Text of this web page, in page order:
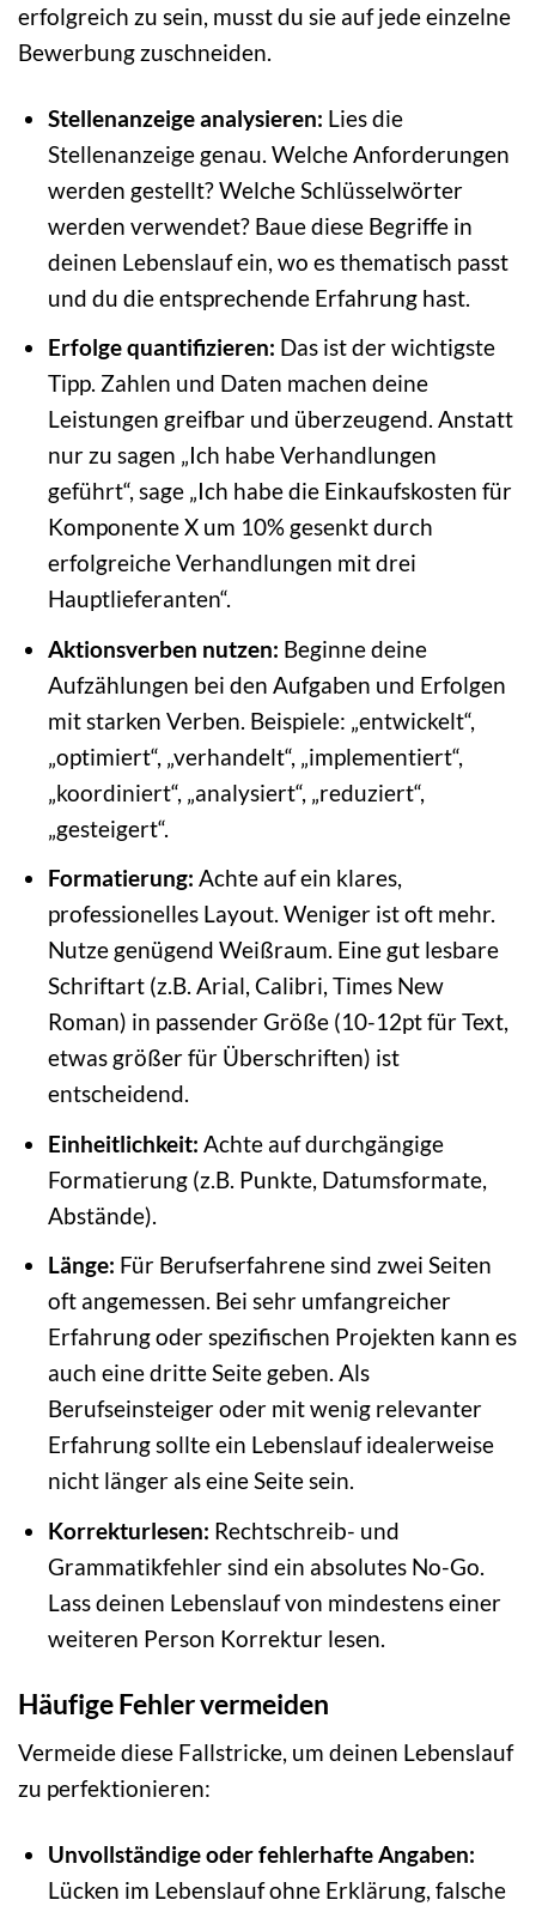
erfolgreich zu sein, musst du sie auf jede einzelne
Bewerbung zuschneiden.
Stellenanzeige analysieren: Lies die
Stellenanzeige genau. Welche Anforderungen
werden gestellt? Welche Schlüsselwörter
werden verwendet? Baue diese Begriffe in
deinen Lebenslauf ein, wo es thematisch passt
und du die entsprechende Erfahrung hast.
Erfolge quantifizieren: Das ist der wichtigste
Tipp. Zahlen und Daten machen deine
Leistungen greifbar und überzeugend. Anstatt
nur zu sagen „Ich habe Verhandlungen
geführt“, sage „Ich habe die Einkaufskosten für
Komponente X um 10% gesenkt durch
erfolgreiche Verhandlungen mit drei
Hauptlieferanten“.
Aktionsverben nutzen: Beginne deine
Aufzählungen bei den Aufgaben und Erfolgen
mit starken Verben. Beispiele: „entwickelt“,
„optimiert“, „verhandelt“, „implementiert“,
„koordiniert“, „analysiert“, „reduziert“,
„gesteigert“.
Formatierung: Achte auf ein klares,
professionelles Layout. Weniger ist oft mehr.
Nutze genügend Weißraum. Eine gut lesbare
Schriftart (z.B. Arial, Calibri, Times New
Roman) in passender Größe (10-12pt für Text,
etwas größer für Überschriften) ist
entscheidend.
Einheitlichkeit: Achte auf durchgängige
Formatierung (z.B. Punkte, Datumsformate,
Abstände).
Länge: Für Berufserfahrene sind zwei Seiten
oft angemessen. Bei sehr umfangreicher
Erfahrung oder spezifischen Projekten kann es
auch eine dritte Seite geben. Als
Berufseinsteiger oder mit wenig relevanter
Erfahrung sollte ein Lebenslauf idealerweise
nicht länger als eine Seite sein.
Korrekturlesen: Rechtschreib- und
Grammatikfehler sind ein absolutes No-Go.
Lass deinen Lebenslauf von mindestens einer
weiteren Person Korrektur lesen.
Häufige Fehler vermeiden
Vermeide diese Fallstricke, um deinen Lebenslauf
zu perfektionieren:
Unvollständige oder fehlerhafte Angaben:
Lücken im Lebenslauf ohne Erklärung, falsche